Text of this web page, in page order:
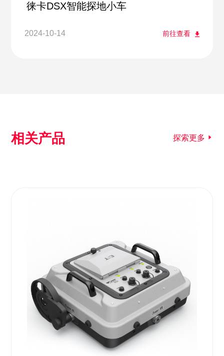
徕卡DSX智能探地小车
2024-10-14 前往查看
相关产品 探索更多